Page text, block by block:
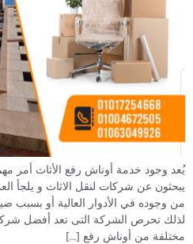
يُعد وجود خدمة أوناش رفع الأثاث أمر
يبحثون عن شركات لنقل الاثاث و يلجأ
من وجوده في الأدوار العالية أو بسبب
لذلك تحرص الشركة التى تعد أفضل
مختلفة من أوناش رفع […]